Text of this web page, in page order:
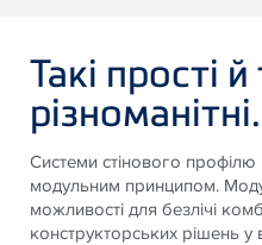
Такі прості й
різноманітні.
Системи стінового профілю
модульним принципом.
можливості для безлічі
конструкторських рішень у